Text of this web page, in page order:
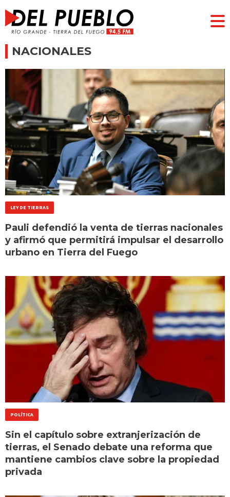
NACIONALES
LEY DE TIERRAS
Pauli defendió la venta de tierras nacionales
y afirmó que permitirá impulsar el desarrollo
urbano en Tierra del Fuego
POLÍTICA
Sin el capítulo sobre extranjerización de
tierras, el Senado debate una reforma que
mantiene cambios clave sobre la propiedad
privada